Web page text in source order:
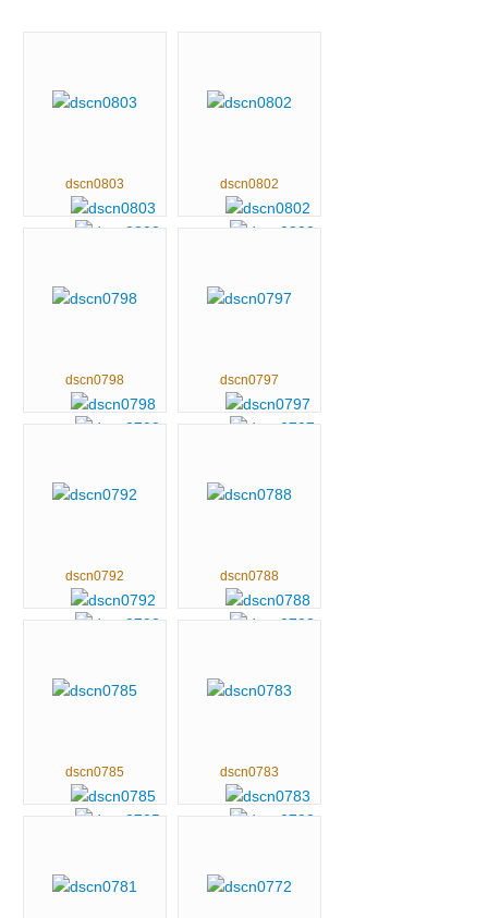
dscn0803 dscn0802
dscn0798 dscn0797
dscn0792 dscn0788
dscn0785 dscn0783